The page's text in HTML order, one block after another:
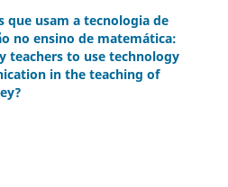
que usam a tecnologia de
no ensino de matemática:
teachers to use technology
in the teaching of